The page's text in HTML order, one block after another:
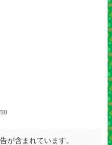
が含まれています。